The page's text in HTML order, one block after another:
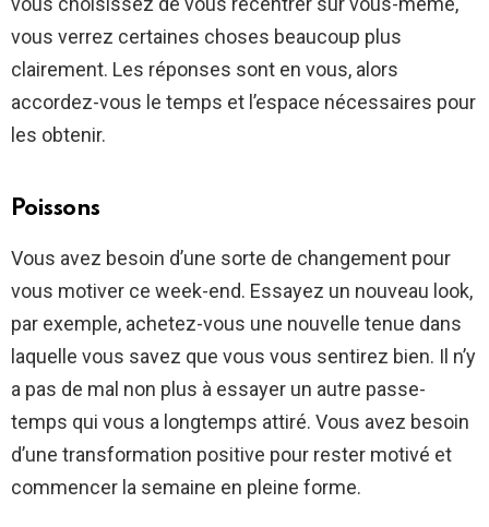
vous verrez certaines choses beaucoup plus
clairement. Les réponses sont en vous, alors
accordez-vous le temps et l’espace nécessaires pour
les obtenir.
Poissons
Vous avez besoin d’une sorte de changement pour
vous motiver ce week-end. Essayez un nouveau look,
par exemple, achetez-vous une nouvelle tenue dans
laquelle vous savez que vous vous sentirez bien. Il n’y
a pas de mal non plus à essayer un autre passe-
temps qui vous a longtemps attiré. Vous avez besoin
d’une transformation positive pour rester motivé et
commencer la semaine en pleine forme.